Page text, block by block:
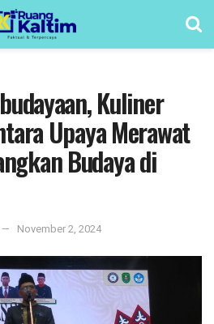
Kuliner
Upaya Merawat
Budaya di
November 2, 2024